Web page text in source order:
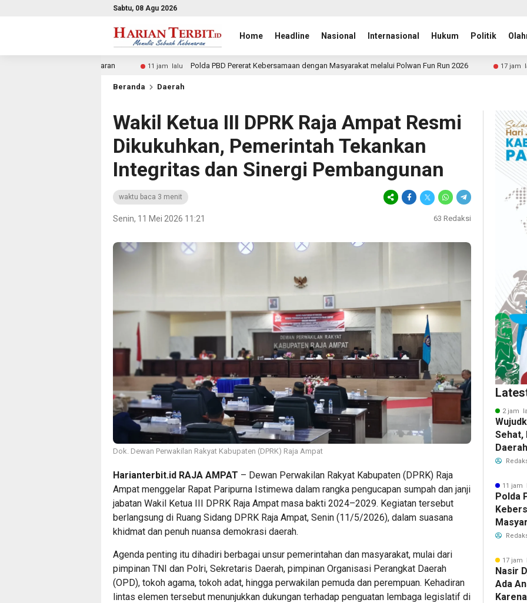
Sabtu, 08 Agu 2026
Home Headline Nasional Internasional Hukum Politik
Polda PBD Pererat Kebersamaan dengan Masyarakat melalui Polwan Fun Run 2026 17 jam lalu Nasir Djamil Minta
Beranda Daerah
Wakil Ketua III DPRK Raja Ampat Resmi
Dikukuhkan, Pemerintah Tekankan
Integritas dan Sinergi Pembangunan
waktu baca 3 menit
Senin, 11 Mei 2026 11:21 63 Redaksi
Dok. Dewan Perwakilan Rakyat Kabupaten (DPRK) Raja Ampat
Harianterbit.id RAJA AMPAT – Dewan Perwakilan Rakyat Kabupaten (DPRK) Raja
Ampat menggelar Rapat Paripurna Istimewa dalam rangka pengucapan sumpah dan janji
jabatan Wakil Ketua III DPRK Raja Ampat masa bakti 2024–2029. Kegiatan tersebut
berlangsung di Ruang Sidang DPRK Raja Ampat, Senin (11/5/2026), dalam suasana
khidmat dan penuh nuansa demokrasi daerah.
Agenda penting itu dihadiri berbagai unsur pemerintahan dan masyarakat, mulai dari
pimpinan TNI dan Polri, Sekretaris Daerah, pimpinan Organisasi Perangkat Daerah
(OPD), tokoh agama, tokoh adat, hingga perwakilan pemuda dan perempuan. Kehadiran
lintas elemen tersebut menunjukkan dukungan terhadap penguatan lembaga legislatif di
2 jam
Sehat,
Wisata
11 jam
Polda
Polwan
17 jam
Nasir
Ada